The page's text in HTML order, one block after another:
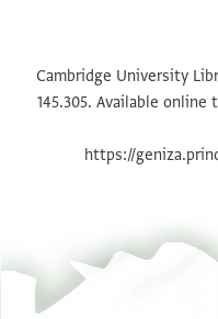
הגדל וסובב
Cambridge University
145.305. Available
https://